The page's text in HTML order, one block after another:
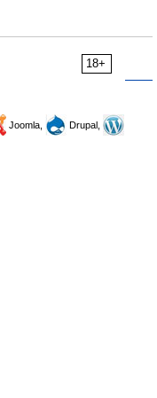
18+
Joomla,
Drupal,